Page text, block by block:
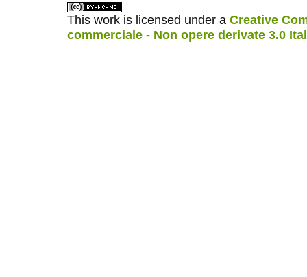
This work is licensed under a Creative
commerciale - Non opere derivate 3.0